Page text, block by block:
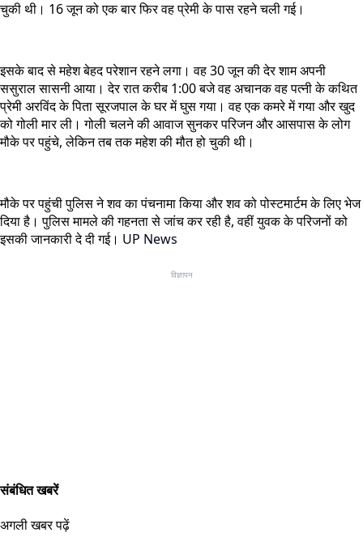
चुकी थी। 16 जून को एक बार फिर वह प्रेमी के पास रहने चली गई।
इसके बाद से महेश बेहद परेशान रहने लगा। वह 30 जून की देर शाम अपनी
ससुराल सासनी आया। देर रात करीब 1:00 बजे वह अचानक वह पत्नी के कथित
प्रेमी अरविंद के पिता सूरजपाल के घर में घुस गया। वह एक कमरे में गया और खुद
को गोली मार ली। गोली चलने की आवाज सुनकर परिजन और आसपास के लोग
मौके पर पहुंचे, लेकिन तब तक महेश की मौत हो चुकी थी।
मौके पर पहुंची पुलिस ने शव का पंचनामा किया और शव को पोस्टमार्टम के लिए भेज
दिया है। पुलिस मामले की गहनता से जांच कर रही है, वहीं युवक के परिजनों को
इसकी जानकारी दे दी गई। UP News
विज्ञापन
संबंधित खबरें
अगली खबर पढ़ें